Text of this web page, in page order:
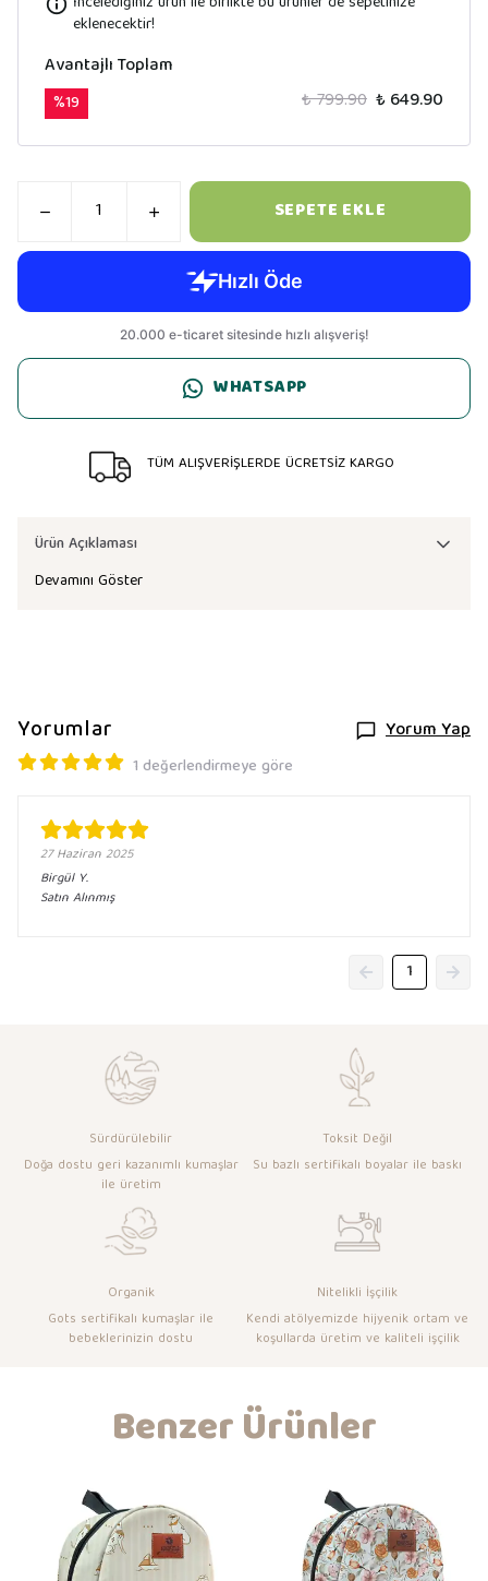
eklenecektir!
Avantajlı Toplam
%19 ₺ 799.90 ₺ 649.90
SEPETE EKLE
WHATSAPP
TÜM ALIŞVERİŞLERDE ÜCRETSİZ KARGO
Ürün Açıklaması
Devamını Göster
Yorumlar Yorum Yap
1 değerlendirmeye göre
27 Haziran 2025
Birgül Y.
Satın Alınmış
1
Sürdürülebilir
Doğa dostu geri kazanımlı kumaşlar
ile üretim
Toksit Değil
Su bazlı sertifikalı boyalar ile baskı
Organik
Gots sertifikalı kumaşlar ile
bebeklerinizin dostu
Nitelikli İşçilik
Kendi atölyemizde hijyenik ortam ve
koşullarda üretim ve kaliteli işçilik
Benzer Ürünler